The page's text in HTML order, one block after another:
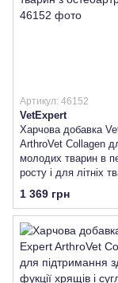
Артикул: 46152
VetExpert
Харчова добавка
ArthroVet Collagen
молодих тварин в
росту і для літніх
остеоартрозом
1 369 грн